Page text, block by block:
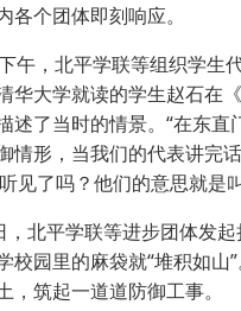
个团体即刻响应。
，北平学联等组织学生
华大学就读的学生赵石在
述了当时的情景。“在东直
情形，当我们的代表讲完
见了吗？他们的意思就是
北平学联等进步团体发起
校园里的麻袋就“堆积如山
，筑起一道道防御工事。